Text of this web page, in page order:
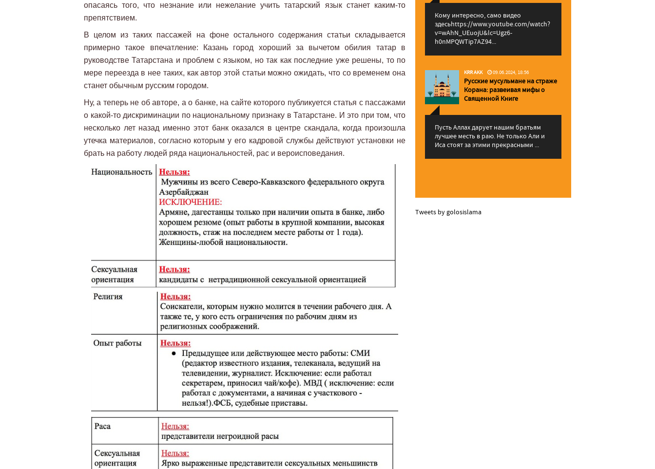
опасаясь того, что незнание или нежелание учить татарский язык станет каким-то
препятствием.
В целом из таких пассажей на фоне остального содержания статьи складывается
примерно такое впечатление: Казань город хороший за вычетом обилия татар в
руководстве Татарстана и проблем с языком, но так как последние уже решены, то по
мере переезда в нее таких, как автор этой статьи можно ожидать, что со временем она
станет обычным русским городом.
Ну, а теперь не об авторе, а о банке, на сайте которого публикуется статья с пассажами
о какой-то дискриминации по национальному признаку в Татарстане. И это при том, что
несколько лет назад именно этот банк оказался в центре скандала, когда произошла
утечка материалов, согласно которым у его кадровой службы действуют установки не
брать на работу людей ряда национальностей, рас и вероисповедания.
Кому интересно, само видео
здесьhttps://www.youtube.com/watch?
v=wAhN_UEuojU&lc=Ugz6-
h0nMPQWTip7AZ94...
KRR AKK 09.06.2024, 18:56
Русские мусульмане на страже
Корана: pазвеивая мифы о
Священной Книге
Пусть Аллах дарует нашим братьям
лучшее месть в раю. Не только Али и
Иса стоят за этими прекрасными ...
Tweets by golosislama